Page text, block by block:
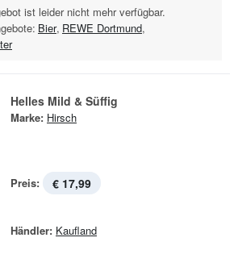
ist leider nicht mehr verfügbar.
Bier, REWE Dortmund,
Helles Mild & Süffig
Marke: Hirsch
Preis: € 17,99
Händler: Kaufland